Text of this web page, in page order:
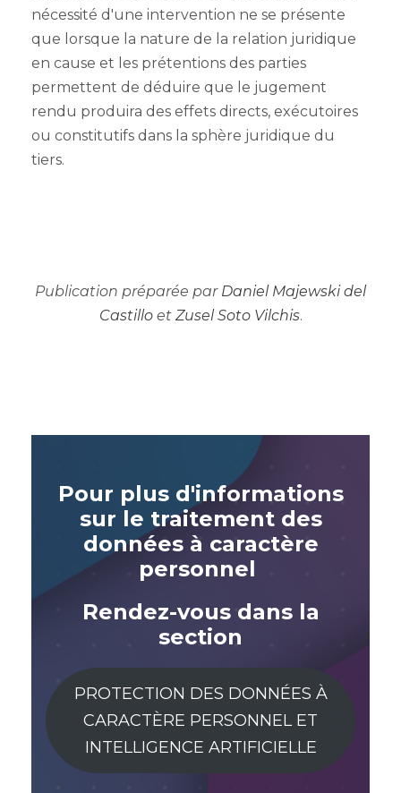
nécessité d'une intervention ne se présente
que lorsque la nature de la relation juridique
en cause et les prétentions des parties
permettent de déduire que le jugement
rendu produira des effets directs, exécutoires
ou constitutifs dans la sphère juridique du
tiers.
Publication préparée par Daniel Majewski del
Castilloet Zusel Soto Vilchis.
Pour plus d'informations
sur le traitement des
données à caractère
personnel
Rendez-vous dans la
section
PROTECTION DES DONNÉES À
CARACTÈRE PERSONNEL ET
INTELLIGENCE ARTIFICIELLE